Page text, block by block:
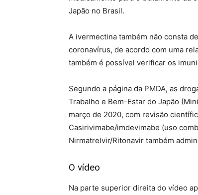
Japão no Brasil.
A ivermectina também não consta
coronavírus, de acordo com uma
também é possível verificar os
Segundo a página da PMDA, as
Trabalho e Bem-Estar do Japão
março de 2020, com revisão
Casirivimabe/imdevimabe (uso
Nirmatrelvir/Ritonavir também
O vídeo
Na parte superior direita do vídeo